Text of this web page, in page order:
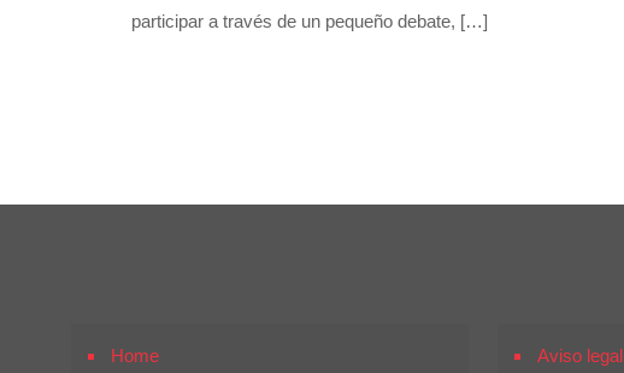
participar a través de un pequeño debate, […]
Home Aviso legal